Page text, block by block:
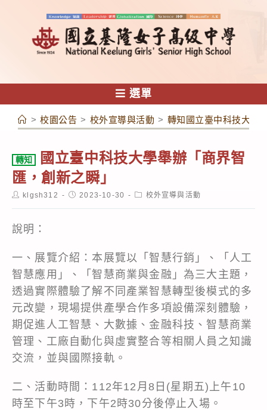
容
選單
> 校園公告 > 校外宣導與活動 > 轉知國立臺中科技大學
轉知
國立臺中科技大學舉辦「商界智
匯，創新之瞬」
Postklgsh312
Post2023-10-30
Post校外宣導與活動
說明：
一、展覽介紹：本展覽以「智慧行銷」、「人工
智慧應用」、「智慧商業與金融」為三大主題，
透過實際體驗了解不同產業智慧轉型後模式的多
元改變，現場提供產學合作多項設備深刻體驗，
期促進人工智慧、大數據、金融科技、智慧商業
管理、工廠自動化與虛實整合等相關人員之知識
交流，並與國際接軌。
二、活動時間：112年12月8日(星期五)上午10
時至下午3時，下午2時30分後停止入場。